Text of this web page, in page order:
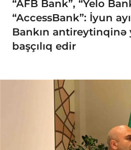
“AFB Bank”, “Yelo
“AccessBank”: İyun
Bankın
başçılıq edir